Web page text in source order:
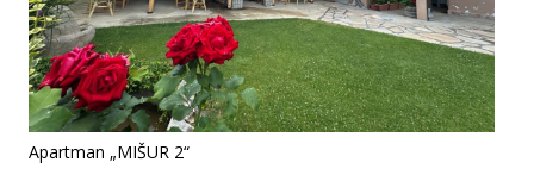
Apartman „MIŠUR 2“